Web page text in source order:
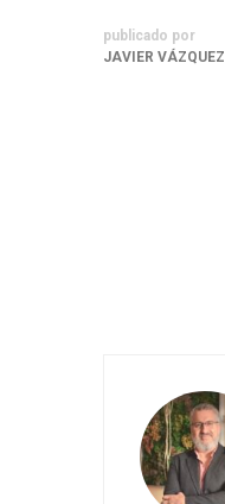
publicado por
JAVIER VÁZQUEZ